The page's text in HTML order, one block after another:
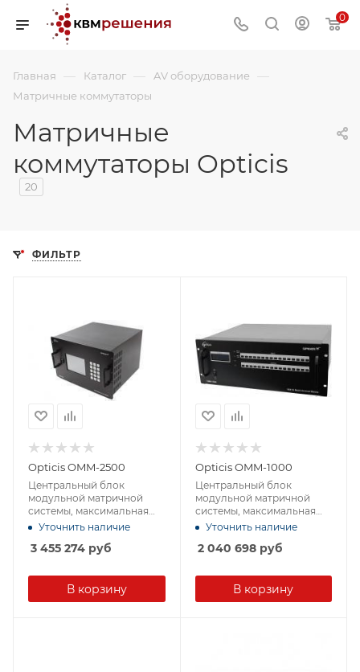
0
Главная — Каталог — AV оборудование —
Матричные коммутаторы
Матричные
коммутаторы Opticis
20
ФИЛЬТР
Opticis OMM-2500
Центральный блок
модульной матричной
системы, максимальная
вместимость – 8 плат на
(32х32 DVI-D).
Уточнить наличие
3 455 274 руб
В корзину
Opticis OMM-1000
Центральный блок
модульной матричной
системы, максимальная
вместимость - 4 платы на
(16х16 DVI-D)
Уточнить наличие
2 040 698руб
В корзину